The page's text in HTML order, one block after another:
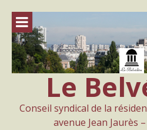
contenu
Le
Conseil syndical de la
avenue Jean Jaurès